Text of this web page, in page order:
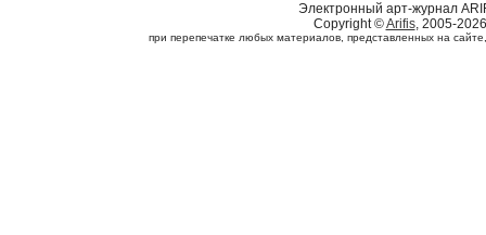
Электронный арт-журнал
Copyright ©Arifis, 2005-2026
при перепечатке любых материалов, представленных на